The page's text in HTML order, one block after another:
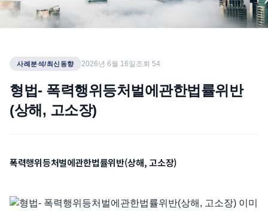
법률지식인
업무분야
전체
각 전문 변호사
소식/자료
법률 블로그
뉴스레터/브로슈어
사례분석/최신동향 2026년 6월 16일 조회 54
형법- 폭력행위등처벌에관한법률위반
(상해, 고소장)
폭력행위등처벌에관한법률위반(상해, 고소장)